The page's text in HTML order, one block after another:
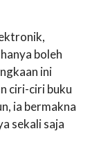
boleh
ini
ciri-ciri buku
ia bermakna
sekali saja